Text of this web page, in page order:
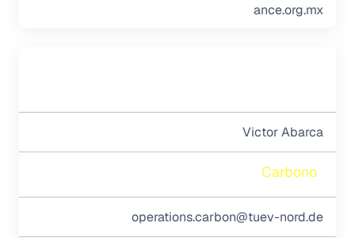
ance.org.mx
Victor Abarca
Carbono
operations.carbon@tuev-nord.de